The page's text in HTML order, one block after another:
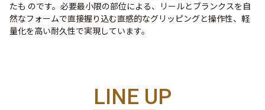
たも のです。必要最小限の部位による、リールとブランクスを自
然なフォームで直接握り込む直感的なグリッピングと操作性、軽
量化を高い耐久性で実現しています。
LINE UP